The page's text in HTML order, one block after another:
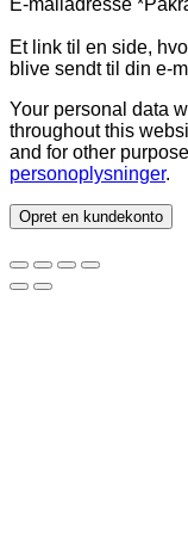
E-mailadresse *
Et link til en side,
blive sendt til din e-
Your personal data
throughout this
and for other
personoplysninger.
Opret en kundekonto